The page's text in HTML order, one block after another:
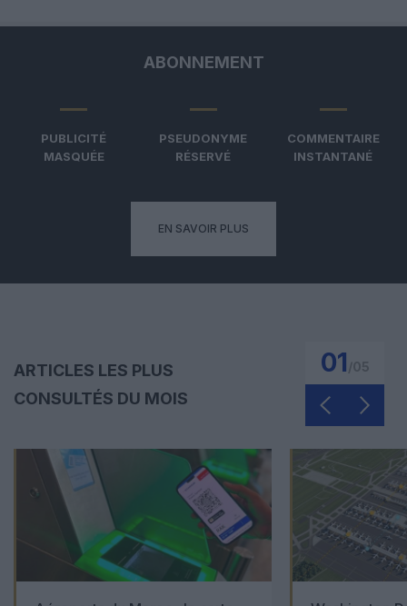
ABONNEMENT
PUBLICITÉ
MASQUÉE
PSEUDONYME
RÉSERVÉ
COMMENTAIRE
INSTANTANÉ
EN SAVOIR PLUS
ARTICLES LES PLUS
CONSULTÉS DU MOIS
01